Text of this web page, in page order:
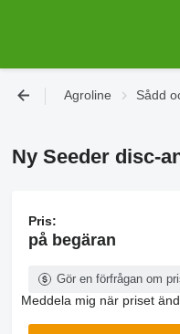
Agroline Sådd
Ny Seeder disc-
Pris:
på begäran
Gör en förfrågan om
Meddela mig när priset